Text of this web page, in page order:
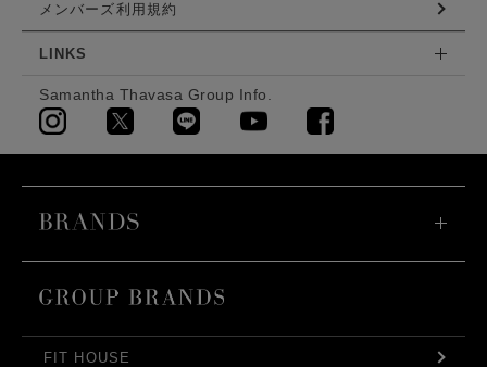
メンバーズ利用規約
LINKS
Samantha Thavasa Group Info.
FIT HOUSE